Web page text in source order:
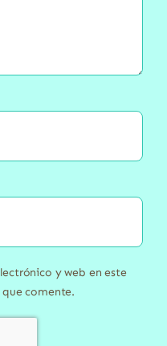
y web en este
comente.